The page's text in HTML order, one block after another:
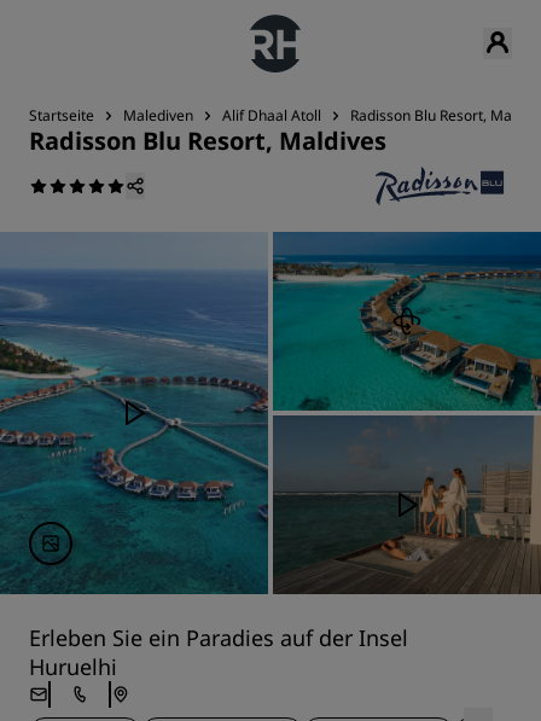
Startseite Malediven Alif Dhaal Atoll Radisson Blu Resort,
Radisson Blu Resort, Maldives
Erleben Sie ein Paradies auf der Insel
Huruelhi